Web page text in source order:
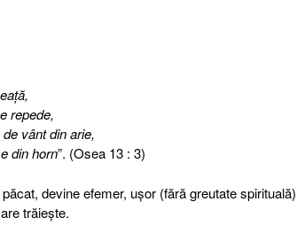
repede,
vânt din arie,
din horn”. (Osea 13 : 3)
devine efemer, uşor (fără greutate
trăieşte.